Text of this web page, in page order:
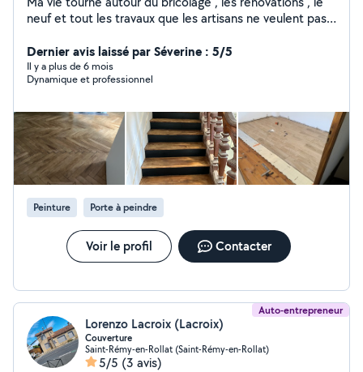
neuf et tout les travaux que les artisans ne veulent pas
Dernier avis laissé par Séverine : 5/5
Il y a plus de 6 mois
Dynamique et professionnel
Peinture Porte à peindre
Voir le profil Contacter
Auto-entrepreneur
Lorenzo Lacroix (Lacroix)
Couverture
Saint-Rémy-en-Rollat (Saint-Rémy-en-Rollat)
5/5 (3 avis)